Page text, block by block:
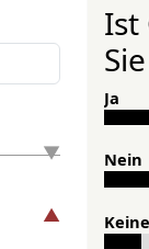
Ist
Ja
Nein